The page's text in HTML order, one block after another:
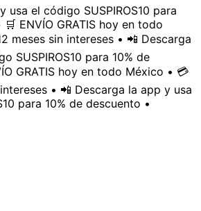
usa el código SUSPIROS10 para
ENVÍO GRATIS hoy en todo
meses sin intereses • 📲 Descarga
SUSPIROS10 para 10% de
GRATIS hoy en todo México • 💳
• 📲 Descarga la app y usa
para 10% de descuento •